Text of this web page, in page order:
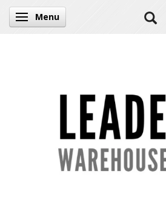
Skifte navigation
Menu